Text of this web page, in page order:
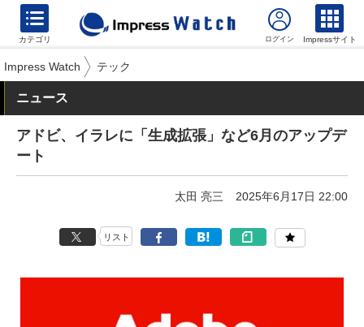
カテゴリ Impressサイト
Impress Watch テック
ニュース
アドビ、イラレに「生成拡張」など6月のアップデ
ート
太田 亮三 2025年6月17日 22:00
リスト